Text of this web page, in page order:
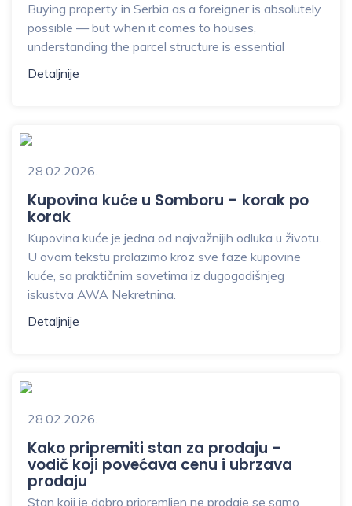
Buying property in Serbia as a foreigner is absolutely
possible — but when it comes to houses,
understanding the parcel structure is essential
Detaljnije
28.02.2026.
Kupovina kuće u Somboru – korak po
korak
Kupovina kuće je jedna od najvažnijih odluka u životu.
U ovom tekstu prolazimo kroz sve faze kupovine
kuće, sa praktičnim savetima iz dugogodišnjeg
iskustva AWA Nekretnina.
Detaljnije
28.02.2026.
Kako pripremiti stan za prodaju –
vodič koji povećava cenu i ubrzava
prodaju
Stan koji je dobro pripremljen ne prodaje se samo